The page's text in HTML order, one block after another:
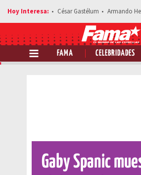
César Gastélum Armando
FAMA CELEBRIDADES
Gaby Spanic